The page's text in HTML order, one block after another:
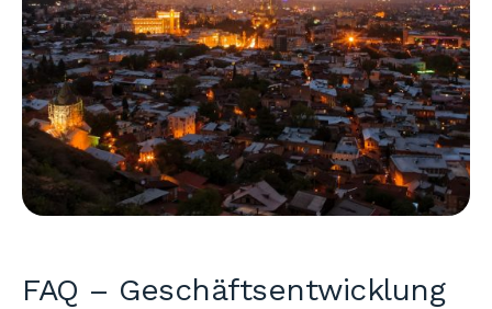
FAQ – Geschäftsentwicklung